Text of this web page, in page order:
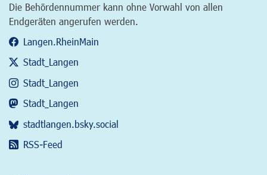
Die Behördennummer kann ohne Vorwahl von allen
Endgeräten angerufen werden.
Langen.RheinMain
Stadt_Langen
Stadt_Langen
Stadt_Langen
stadtlangen.bsky.social
RSS-Feed